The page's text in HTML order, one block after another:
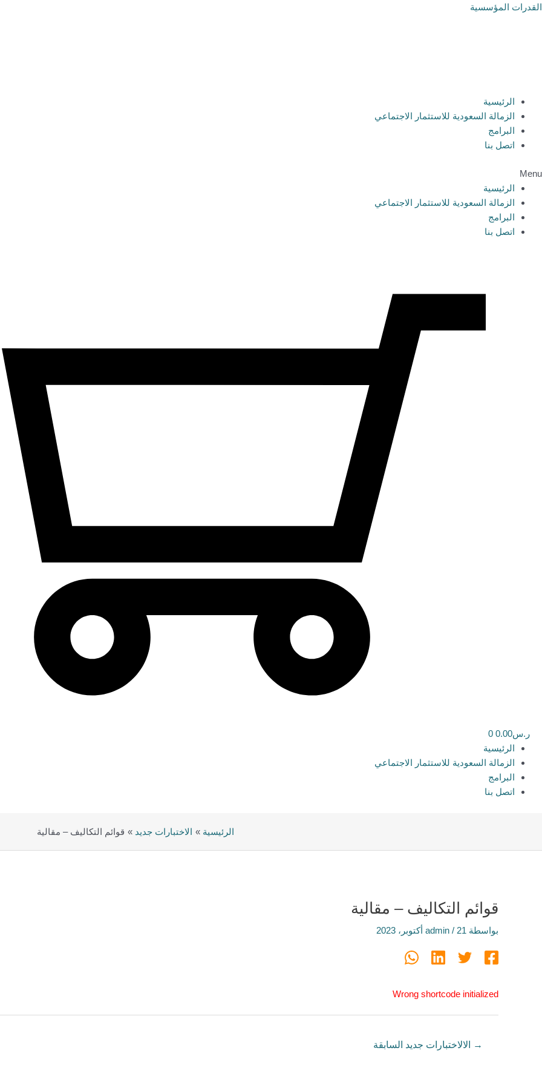
تخطي
القدرات المؤسسية
الرئيسية
الزمالة السعودية للاستثمار الاجتماعي
البرامج
اتصل بنا
Menu
الرئيسية
الزمالة السعودية للاستثمار الاجتماعي
البرامج
اتصل بنا
ر.س0.00
0
الرئيسية
الزمالة السعودية للاستثمار الاجتماعي
البرامج
اتصل بنا
الرئيسية الاختبارات جديد قوائم التكاليف – مقالية
قوائم التكاليف – مقالية
بواسطة admin / 21 أكتوبر، 2023
Wrong shortcode initialized
→ الالاختبارات جديد السابقة